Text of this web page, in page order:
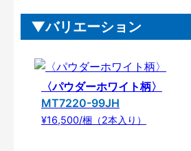
バリエーション
〈パウダーホワイト柄〉
MT7220-99JH
¥16,500/梱（2本入り）